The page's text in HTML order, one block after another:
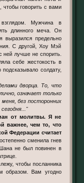
чтобы говорить с вами
Мужчина в
длинного меча. Он
выразился предельно
С другой, Хоу Мэй
ней лучше не спорить.
себе жестокость в
солдату,
дворца. То, что
означает только
без посторонних
от молитвы. Я не
важнее, чем то, что
Федерации считает
сменила гнев
не был повинен в
чтобы посланника
образом. Вам угодно